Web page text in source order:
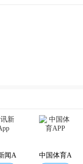
闻A
中国体育A